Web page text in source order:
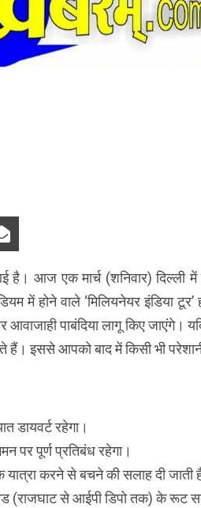
आज एक मार्च (शनिवार) दिल्ली
में होने वाले ‘मिलियनेयर इंडिया
पाबंदिया लागू किए जाएंगे।
हैं। इससे आपको बाद में किसी भी
डायवर्ट रहेगा।
पर पूर्ण प्रतिबंध रहेगा।
यात्रा करने से बचने की सलाह दी जाती
(राजघाट से आईपी डिपो तक) के रूट